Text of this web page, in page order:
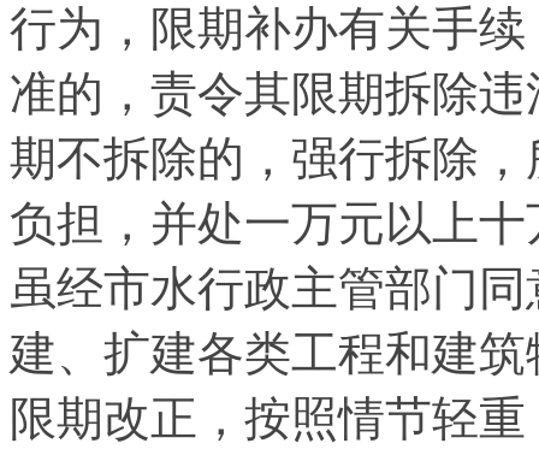
行为，限期补办有关手
准的，责令其限期拆除
期不拆除的，强行拆除
负担，并处一万元以上
虽经市水行政主管部门
建、扩建各类工程和建
限期改正，按照情节轻